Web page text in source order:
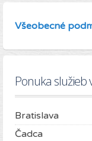
Všeobecné
Ponuka služieb
Bratislava
Čadca